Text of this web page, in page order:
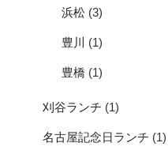
浜松 (3)
豊川 (1)
豊橋 (1)
刈谷ランチ (1)
名古屋記念日ランチ (1)